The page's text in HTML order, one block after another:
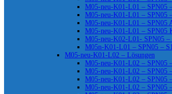
M05-neu-K01-L01 – SPN05
M05-neu-K01-L01 – SPN05
M05-neu-K01-L01 – SPN05
M05-neu-K01-L01 – SPN05
M05-neu-K02-L01- SPN05 –
M05n-K01-L01 – SPN05 –
M05-neu-K01-L02 – Lösungen
M05-neu-K01-L02 – SPN05
M05-neu-K01-L02 – SPN05
M05-neu-K01-L02 – SPN05
M05-neu-K01-L02 – SPN05